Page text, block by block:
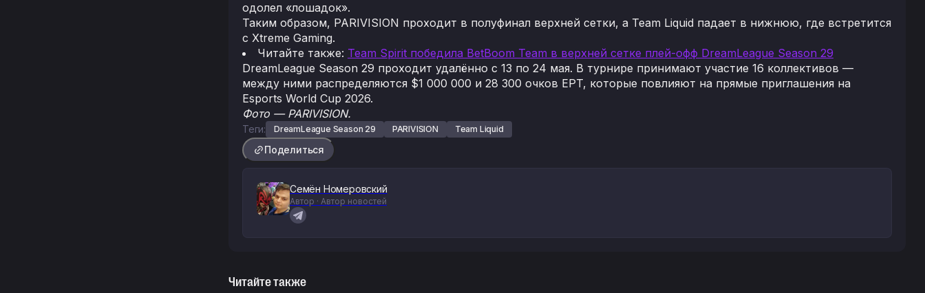
одолел «лошадок».
Таким образом, PARIVISION проходит в полуфинал верхней сетки, а Team Liquid падает в нижнюю, где встретится
с Xtreme Gaming.
Читайте также: Team Spirit победила BetBoom Team в верхней сетке плей-офф DreamLeague Season 29
DreamLeague Season 29 проходит удалённо с 13 по 24 мая. В турнире принимают участие 16 коллективов —
между ними распределяются $1 000 000 и 28 300 очков EPT, которые повлияют на прямые приглашения на
Esports World Cup 2026.
Фото — PARIVISION.
Теги: DreamLeague Season 29 PARIVISION Team Liquid
Поделиться
Семён Номеровский
Автор · Автор новостей
Читайте также